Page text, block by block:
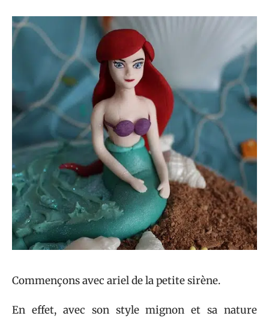
Commençons avec ariel de la petite sirène.
En effet, avec son style mignon et sa nature